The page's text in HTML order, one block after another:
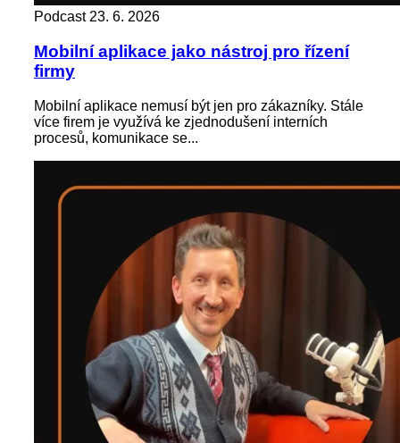
Podcast 23. 6. 2026
Mobilní aplikace jako nástroj pro řízení
firmy
Mobilní aplikace nemusí být jen pro zákazníky. Stále
více firem je využívá ke zjednodušení interních
procesů, komunikace se...